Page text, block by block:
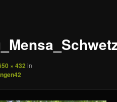
× 432 in